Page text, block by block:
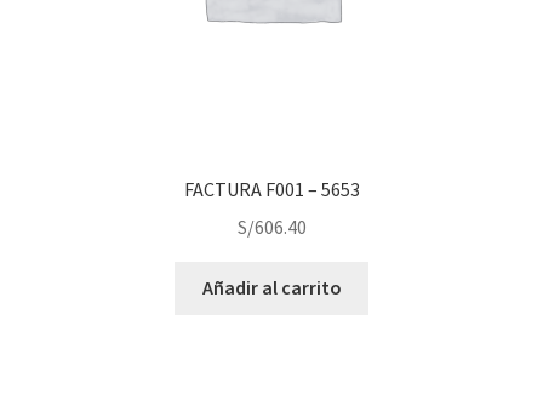
FACTURA F001 – 5653
S/606.40
Añadir al carrito